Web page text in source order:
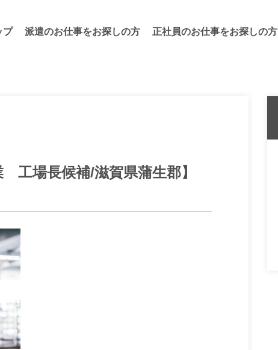
プ 派遣のお仕事をお探しの⽅ 正社員のお仕事をお探しの⽅
工場長候補/滋賀県蒲生郡】